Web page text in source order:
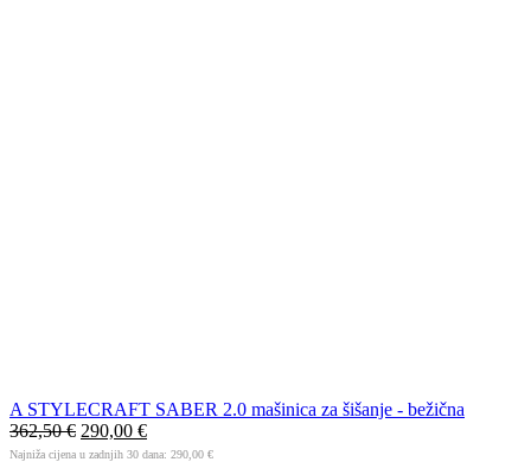
A STYLECRAFT SABER 2.0 mašinica za šišanje - bežična
362,50€ 290,00 €
Najniža cijena u zadnjih 30 dana: 290,00 €